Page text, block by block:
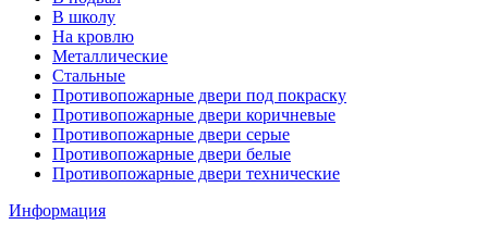
В школу
На кровлю
Металлические
Стальные
Противопожарные двери под покраску
Противопожарные двери коричневые
Противопожарные двери серые
Противопожарные двери белые
Противопожарные двери технические
Информация